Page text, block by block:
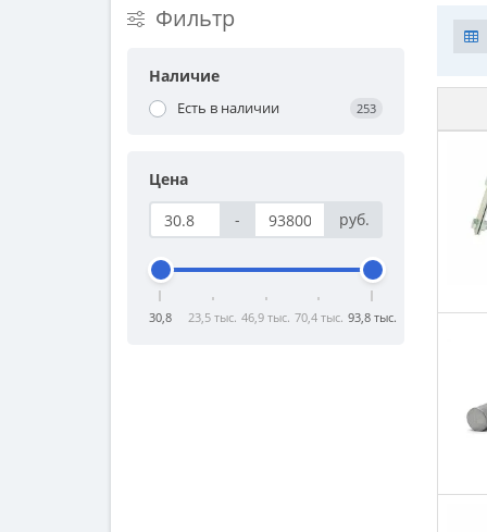
Фильтр
Наличие
Есть в наличии 253
Цена
-
руб.
30,8 23,5 тыс. 46,9 тыс. 70,4 тыс. 93,8 тыс.